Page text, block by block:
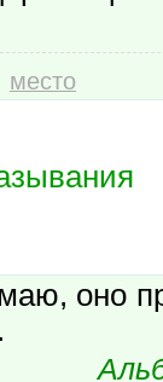
место
оно